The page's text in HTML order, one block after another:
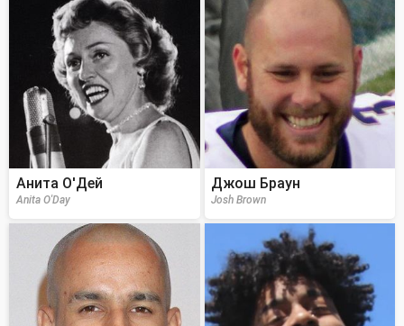
Анита О'Дей
Anita O'Day
Джош Браун
Josh Brown